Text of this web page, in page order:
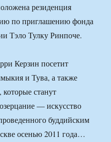
резиденция
по приглашению фонда
Тэло Тулку Ринпоче.
Керзин посетит
и Тува, а также
станут
— искусство
буддийским
осенью 2011 года…